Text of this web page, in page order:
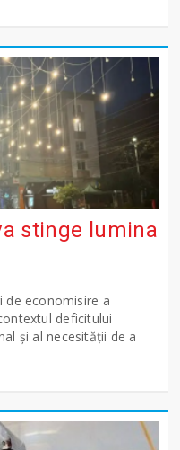
stinge lumina
de economisire a
deficitului
și al necesității de a